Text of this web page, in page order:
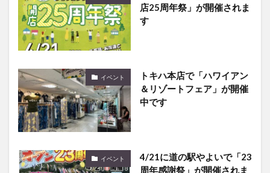
店25周年祭」が開催されま
す
イベント
トキハ本店で「ハワイアン
＆リゾートフェア」が開催
中です
イベント
4/21に道の駅やよいで「23
周年感謝祭」が開催されま